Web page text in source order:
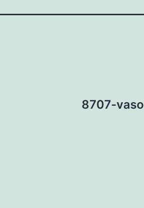
8707-